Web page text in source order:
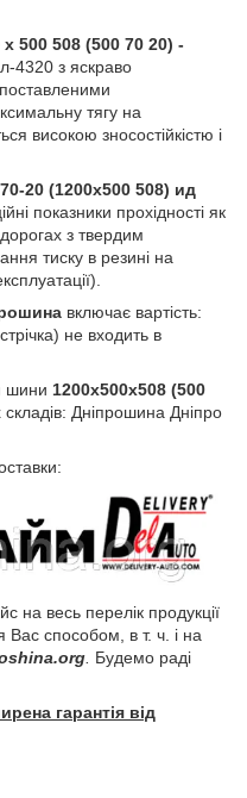
500 508 (500 70 20) -
4320 з яскраво
тягу на
високою зносостійкістю і
20 (1200х500 508) ид
показники прохідності як
дорогах з твердим
тиску в резині на
включає вартість:
не входить в
шини 1200х500х508 (500
Дніпрошина Дніпро
на весь перелік продукції
способом, в т. ч. і на
Будемо раді
гарантія від